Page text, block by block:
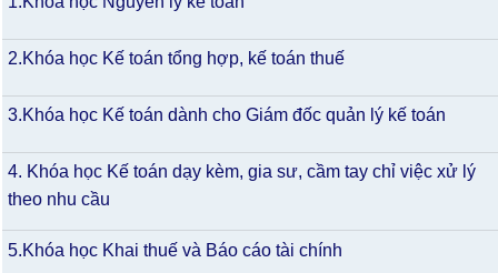
2.Khóa học Kế toán tổng hợp, kế toán thuế
3.Khóa học Kế toán dành cho Giám đốc quản lý kế toán
4. Khóa học Kế toán dạy kèm, gia sư, cầm tay chỉ việc xử lý
theo nhu cầu
5.Khóa học Khai thuế và Báo cáo tài chính